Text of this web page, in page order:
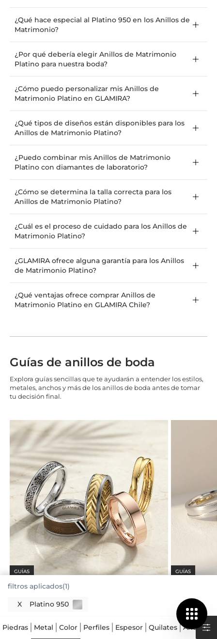
¿Qué hace especial al Platino 950 en los Anillos de
Matrimonio?
¿Por qué debería elegir Anillos de Matrimonio
Platino para nuestra boda?
¿Cómo puedo personalizar mis Anillos de
Matrimonio Platino en GLAMIRA?
¿Qué tipos de diseños están disponibles para los
Anillos de Matrimonio Platino?
¿Puedo combinar mis Anillos de Matrimonio
Platino con diamantes de laboratorio?
¿Cómo se determina la talla correcta para los
Anillos de Matrimonio Platino?
¿Cuál es el proceso de cuidado para los Anillos de
Matrimonio Platino?
¿GLAMIRA ofrece alguna garantía para los Anillos
de Matrimonio Platino?
¿Qué ventajas ofrece comprar Anillos de
Matrimonio Platino en GLAMIRA Chile?
Guías de anillos de boda
Explora guías sencillas que te ayudarán a entender los estilos,
metales, anchos y más de los anillos de boda antes de tomar
tu decisión final.
GUÍAS
Estilos de Anillos de Boda
GUÍAS
El platino 950 es el metal más puro para
filtros aplicados(1)
X Platino 950
Piedras Metal Color Perfiles Espesor Quilates Ancho